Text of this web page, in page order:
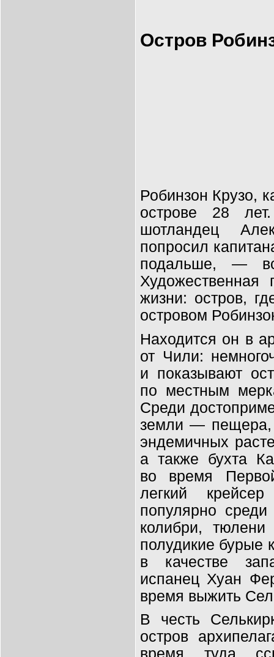
Остров
Робинзон Крузо,
острове 28
шотландец
попросил
подальше,
—
Художественная
жизни: остров,
островом
Находится он в
от Чили:
и показывают
по местным
Среди
земли —
эндемичных
а также бухта
во
время
легкий
популярно
колибри, тюлени
полудикие бурые
в
качестве
испанец Хуан
время выжить
В
честь
остров